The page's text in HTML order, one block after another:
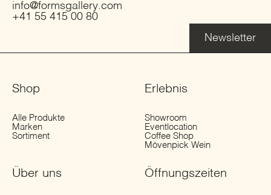
info@formsgallery.com
+41 55 415 00 80
Newsletter
Shop
Alle Produkte
Marken
Sortiment
Erlebnis
Showroom
Eventlocation
Coffee Shop
Mövenpick Wein
Über uns Öffnungs­zeiten